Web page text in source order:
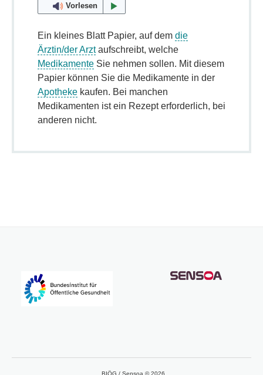
Vorlesen
Ein kleines Blatt Papier, auf dem die
Ärztin/der Arztaufschreibt, welche
Medikamente Sie nehmen sollen. Mit diesem
Papier können Sie die Medikamente in der
Apotheke kaufen. Bei manchen
Medikamenten ist ein Rezept erforderlich, bei
anderen nicht.
BIÖG / Sensoa © 2026